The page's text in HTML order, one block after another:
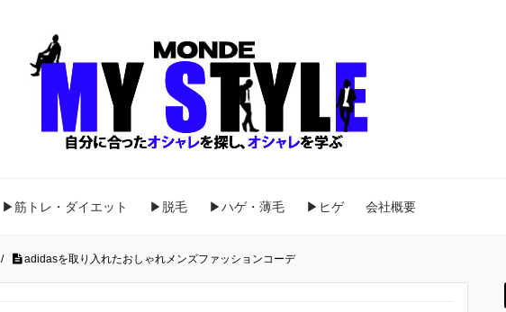
▶筋トレ・ダイエット ▶脱毛 ▶ハゲ・薄毛 ▶ヒゲ 会社概要
/ adidasを取り入れたおしゃれメンズファッションコーデ